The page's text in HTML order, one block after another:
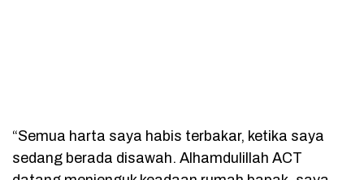
“Semua harta saya habis terbakar, ketika saya
sedang berada disawah. Alhamdulillah ACT